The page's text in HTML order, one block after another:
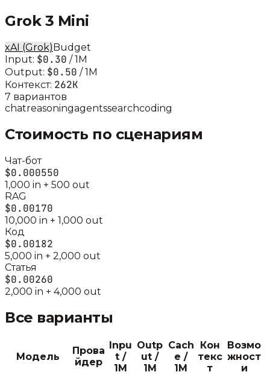
Grok 3 Mini
xAI (Grok)Budget
Input: $0.30 / 1M
Output: $0.50 / 1M
Контекст: 262K
7 вариантов
chatreasoningagentssearchcoding
Стоимость по сценариям
Чат-бот
$0.000550
1,000 in + 500 out
RAG
$0.00170
10,000 in + 1,000 out
Код
$0.00182
5,000 in + 2,000 out
Статья
$0.00260
2,000 in + 4,000 out
Все варианты
Модель
Прова
йдер
Inpu
t /
1M
Outp
ut /
1M
Cach
e /
1M
Кон
текс
т
Возмо
жност
и